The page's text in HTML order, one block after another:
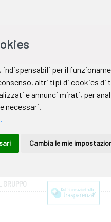
IL GRUPPO